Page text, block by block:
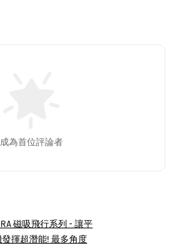
成為首位評論者